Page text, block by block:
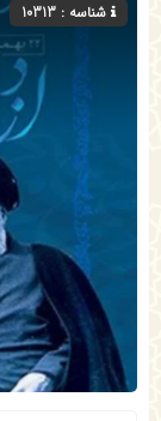
شناسه : 10313